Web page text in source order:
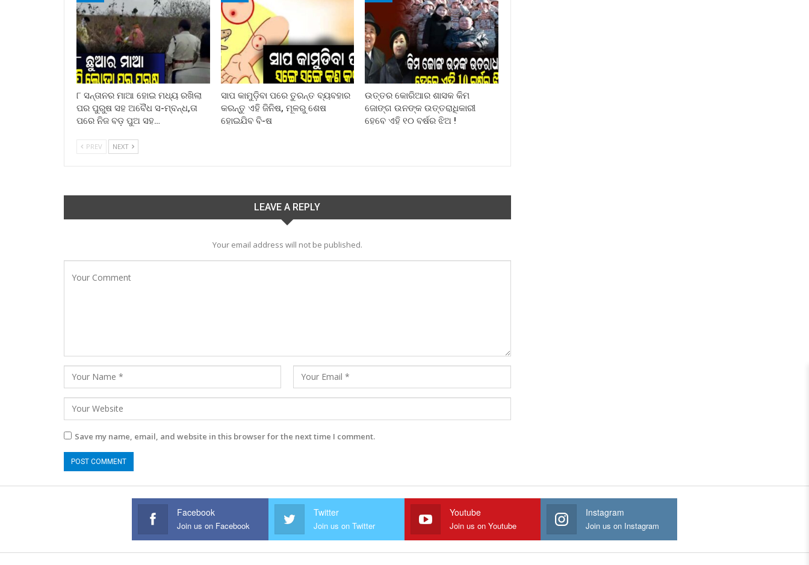
୮ ସନ୍ତାନର ମାଆ ହୋଇ ମଧ୍ୟ ରଖିଲା
ପର ପୁରୁଷ ସହ ଅବୈଧ ସ-ମ୍ବନ୍ଧ,ତା
ପରେ ନିଜ ବଡ଼ ପୁଅ ସହ…
ସାପ କାମୁଡ଼ିବା ପରେ ତୁରନ୍ତ ବ୍ୟବହାର
କରନ୍ତୁ ଏହି ଜିନିଷ, ମୂଳରୁ ଶେଷ
ହୋଇଯିବ ବି-ଷ
ଉତ୍ତର କୋରିଆର ଶାସକ କିମ
ଜୋଙ୍ଗ ଉନଙ୍କ ଉତ୍ତରାଧିକାରୀ
ହେବେ ଏହି ୧୦ ବର୍ଷର ଝିଅ !
PREV NEXT
LEAVE A REPLY
Your email address will not be published.
Save my name, email, and website in this browser for the next time I comment.
Facebook
Join us on Facebook
Twitter
Join us on Twitter
Youtube
Join us on Youtube
Instagram
Join us on Instagram